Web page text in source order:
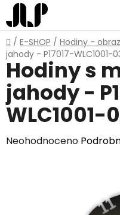
Přejít
na
obsah
Domů
/ E-SHOP / Hodiny -
jahody - P17017-WLC1001-
Hodiny s
jahody -
WLC1001-
Průměrné
Neohodnoceno